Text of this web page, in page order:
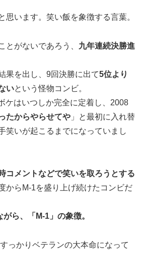
思います。笑い飯を象徴する言葉。
とがないであろう、 九年連続決勝進
果を出し、9回決勝に出て5位より
いという怪物コンビ。
ケはいつしか完全に定着し、2008
たからやらせてや 」と最初に入れ替
笑いが起こるまでになっていまし
コメントなどで笑いを取ろうとする
からM-1を盛り上げ続けたコンビだ
がら、「M-1」の象徴。
っかりベテランの大本命になって